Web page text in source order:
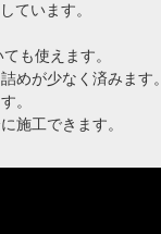
ています。
も使えます。
めが少なく済みます。
。
施工できます。